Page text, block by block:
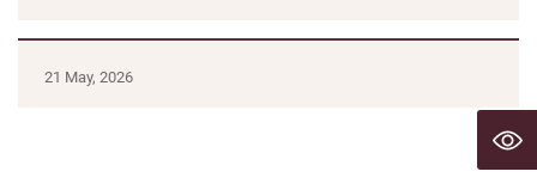
21 May, 2026